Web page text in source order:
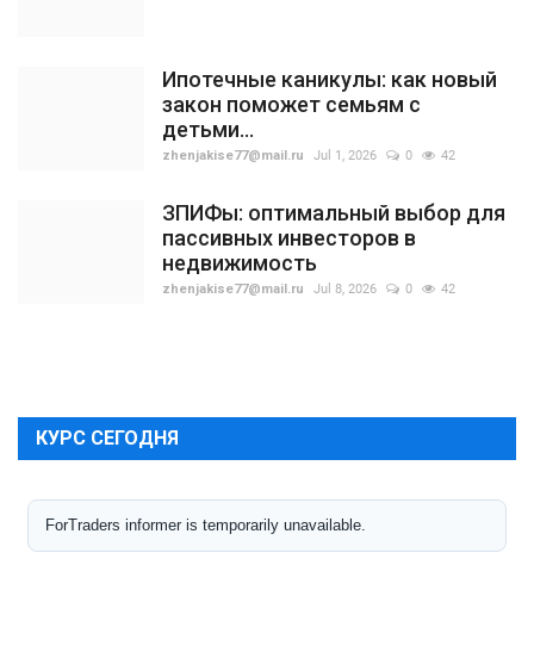
Ипотечные каникулы: как новый
закон поможет семьям с
детьми...
zhenjakise77@mail.ru Jul 1, 2026 0 42
ЗПИФы: оптимальный выбор для
пассивных инвесторов в
недвижимость
zhenjakise77@mail.ru Jul 8, 2026 0 42
КУРС СЕГОДНЯ